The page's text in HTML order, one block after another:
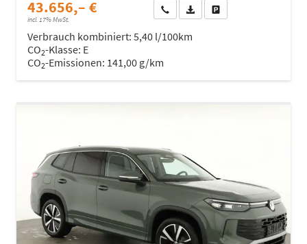
43.656,– €
incl. 17% MwSt.
Wir rufen Sie anFahrzeugexposé (PDF)
Verbrauch kombiniert: 5,40 l/100km
CO2-Klasse: E
CO2-Emissionen: 141,00 g/km